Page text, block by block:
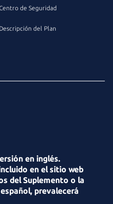
de Seguridad
Descripción del Plan
en inglés.
en el sitio web
del Suplemento o la
prevalecerá